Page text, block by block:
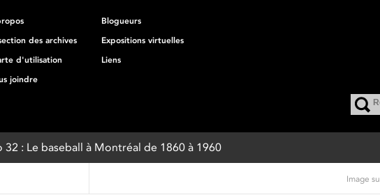
Blogueurs
des archives
Expositions virtuelles
d'utilisation
Liens
joindre
: Le baseball à Montréal de 1860 à 1960
Image